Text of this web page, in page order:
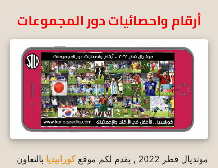
أرقام واحصائيات دور المجموعات
مونديال قطر 2022 , يقدم لكم موقع كورابيديا بالتعاون